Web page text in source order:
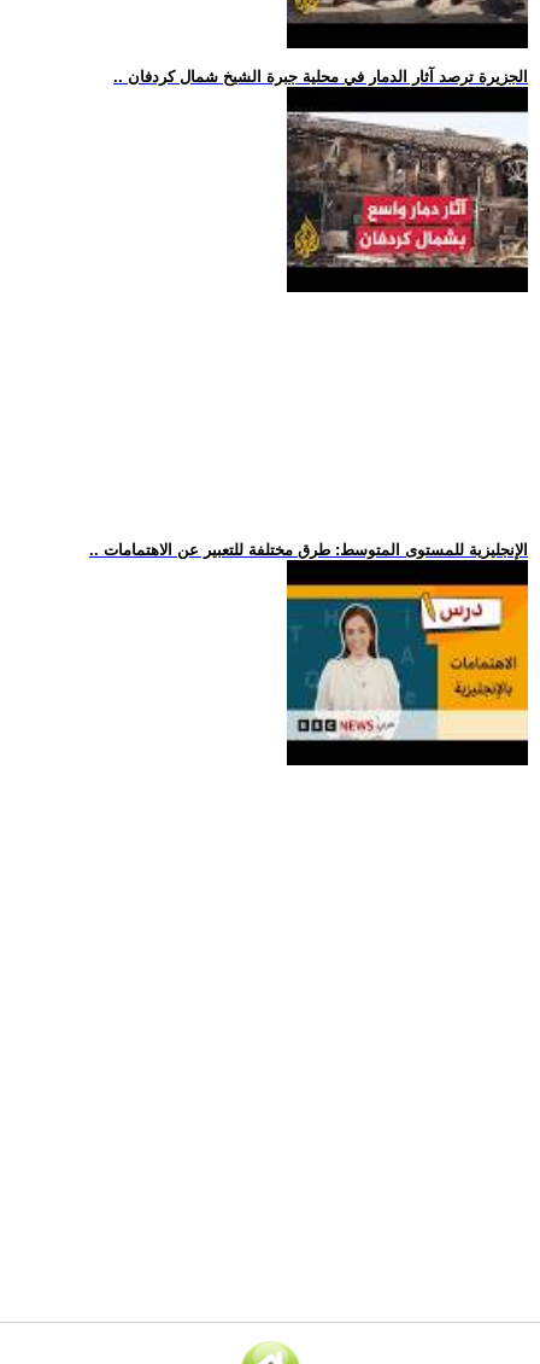
.. الجزيرة ترصد آثار الدمار في محلية جبرة الشيخ شمال كردفان
.. الإنجليزية للمستوى المتوسط: طرق مختلفة للتعبير عن الاهتمامات